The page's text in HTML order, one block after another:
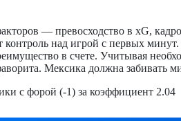
— превосходство в xG,
контроль над игрой с первых
в счете. Учитывая
Мексика должна забивать
с форой (-1) за коэффициент 2.04